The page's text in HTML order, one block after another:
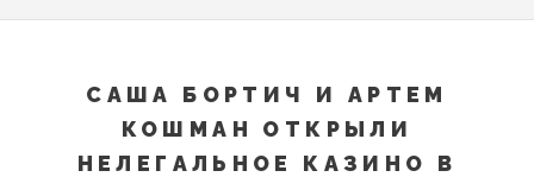
САША БОРТИЧ И АРТЕМ
КОШМАН ОТКРЫЛИ
НЕЛЕГАЛЬНОЕ КАЗИНО В